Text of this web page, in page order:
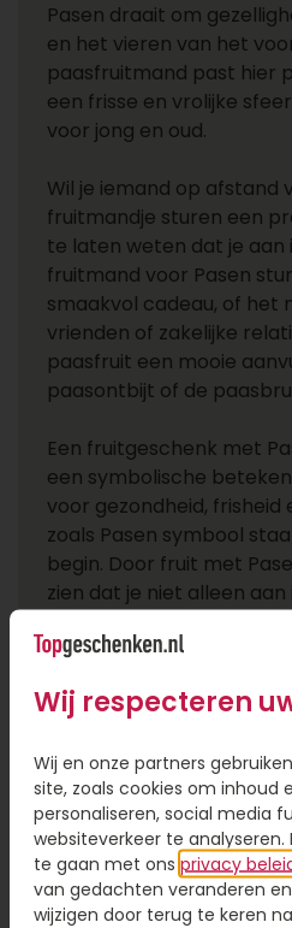
Pasen draait om
en het vieren van het
paasfruitmand past hier
een frisse en vrolijke
voor jong en oud.
Wil je iemand op afstand
fruitmandje sturen een
te laten weten dat je aan
fruitmand voor Pasen
smaakvol cadeau, of het
vrienden of zakelijke
paasfruit een mooie
paasontbijt of de
Een fruitgeschenk met
een symbolische
voor gezondheid, frisheid
zoals Pasen symbool
begin. Door fruit met
zien dat je niet alleen
Fruitmand Pasen
personeel of
Wil je een fruitmand
medewerkers of zakelijke
paasfruit geschenk een
Gezond, feestelijk en
waardering!
Wij respecteren
Wij en onze partners
site, zoals cookies om inhoud
personaliseren, social media
websiteverkeer te analyseren.
te gaan met ons privacy
van gedachten veranderen
wijzigen door terug te keren